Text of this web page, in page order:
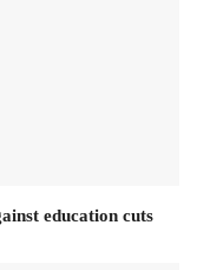
education cuts